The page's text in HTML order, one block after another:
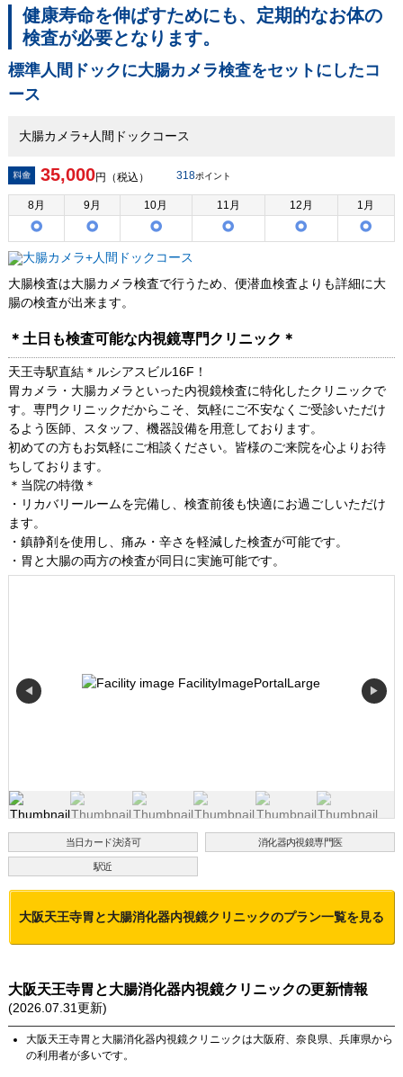
健康寿命を伸ばすためにも、定期的なお体の
検査が必要となります。
標準人間ドックに大腸カメラ検査をセットにしたコ
ース
大腸カメラ+人間ドックコース
35,000円（税込） 318ポイント
8月 9 月 10月 11 月 12 月 1 月
大腸検査は大腸カメラ検査で行うため、便潜血検査よりも詳細に大
腸の検査が出来ます。
＊土日も検査可能な内視鏡専門クリニック＊
天王寺駅直結＊ルシアスビル16F！
胃カメラ・大腸カメラといった内視鏡検査に特化したクリニックで
す。専門クリニックだからこそ、気軽にご不安なくご受診いただけ
るよう医師、スタッフ、機器設備を用意しております。
初めての方もお気軽にご相談ください。皆様のご来院を心よりお待
ちしております。
＊当院の特徴＊
・リカバリールームを完備し、検査前後も快適にお過ごしいただけ
ます。
・鎮静剤を使用し、痛み・辛さを軽減した検査が可能です。
・胃と大腸の両方の検査が同日に実施可能です。
◀ ▶
当日カード決済可 消化器内視鏡専門医
駅近
大阪天王寺胃と大腸消化器内視鏡クリニックのプラン一覧を見る
大阪天王寺胃と大腸消化器内視鏡クリニックの更新情報
(2026.07.31更新)
大阪天王寺胃と大腸消化器内視鏡クリニックは大阪府、 奈良県、 兵庫県から
の利用者が多いです。